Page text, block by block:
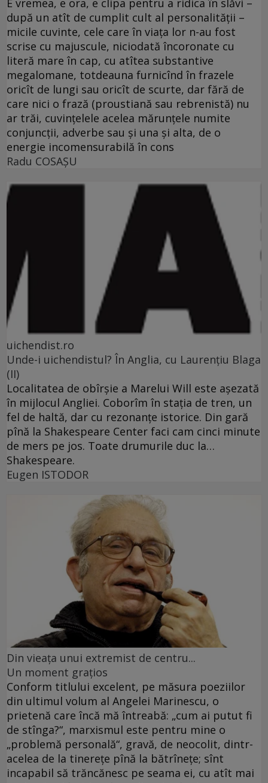
E vremea, e ora, e clipa pentru a ridica în slăvi –
după un atît de cumplit cult al personalităţii –
micile cuvinte, cele care în viaţa lor n-au fost
scrise cu majuscule, niciodată încoronate cu
literă mare în cap, cu atîtea substantive
megalomane, totdeauna furnicînd în frazele
oricît de lungi sau oricît de scurte, dar fără de
care nici o frază (proustiană sau rebrenistă) nu
ar trăi, cuvinţelele acelea mărunţele numite
conjuncţii, adverbe sau şi una şi alta, de o
energie incomensurabilă în cons
Radu COSAŞU
uichendist.ro
Unde-i uichendistul? În Anglia, cu Laurenţiu Blaga
(II)
Localitatea de obîrşie a Marelui Will este aşezată
în mijlocul Angliei. Coborîm în staţia de tren, un
fel de haltă, dar cu rezonanţe istorice. Din gară
pînă la Shakespeare Center faci cam cinci minute
de mers pe jos. Toate drumurile duc la…
Shakespeare.
Eugen ISTODOR
Din vieaţa unui extremist de centru...
Un moment graţios
Conform titlului excelent, pe măsura poeziilor
din ultimul volum al Angelei Marinescu, o
prietenă care încă mă întreabă: „cum ai putut fi
de stînga?“, marxismul este pentru mine o
„problemă personală“, gravă, de neocolit, dintr-
acelea de la tinereţe pînă la bătrîneţe; sînt
incapabil să trăncănesc pe seama ei, cu atît mai